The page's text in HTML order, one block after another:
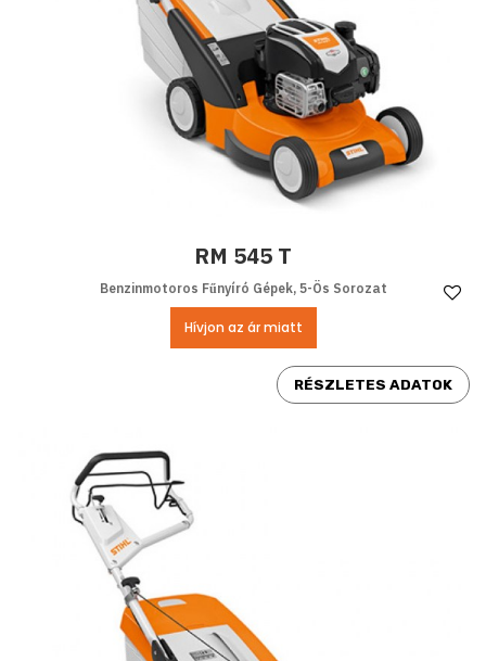
RM 545 T
Benzinmotoros Fűnyíró Gépek, 5-Ös Sorozat
Hívjon az ár miatt
RÉSZLETES ADATOK